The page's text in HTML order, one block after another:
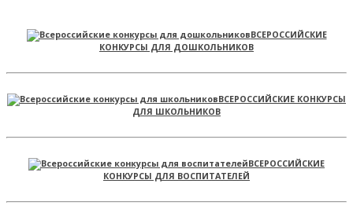
ВСЕРОССИЙСКИЕ
КОНКУРСЫ ДЛЯ ДОШКОЛЬНИКОВ
ВСЕРОССИЙСКИЕ КОНКУРСЫ
ДЛЯ ШКОЛЬНИКОВ
ВСЕРОССИЙСКИЕ
КОНКУРСЫ ДЛЯ ВОСПИТАТЕЛЕЙ